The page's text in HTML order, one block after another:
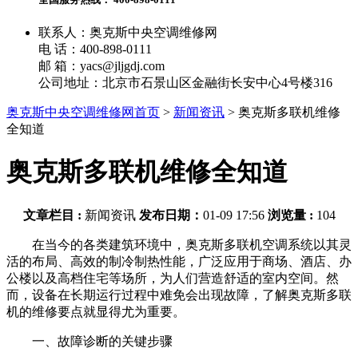
联系人：奥克斯中央空调维修网
电 话：400-898-0111
邮 箱：yacs@jljgdj.com
公司地址：北京市石景山区金融街长安中心4号楼316
奥克斯中央空调维修网首页 > 新闻资讯 > 奥克斯多联机维修
全知道
奥克斯多联机维修全知道
文章栏目 : 新闻资讯 发布日期： 01-09 17:56 浏览量 : 104
在当今的各类建筑环境中，奥克斯多联机空调系统以其灵
活的布局、高效的制冷制热性能，广泛应用于商场、酒店、办
公楼以及高档住宅等场所，为人们营造舒适的室内空间。然
而，设备在长期运行过程中难免会出现故障，了解奥克斯多联
机的维修要点就显得尤为重要。
一、故障诊断的关键步骤